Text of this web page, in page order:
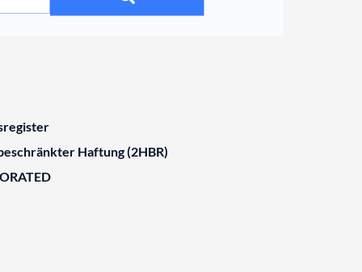
Haftung (2HBR)